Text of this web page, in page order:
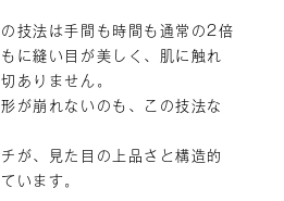
技法は手間も時間も通常の2倍
に縫い目が美しく、肌に触れ
ありません。
が崩れないのも、この技法な
が、見た目の上品さと構造的
います。